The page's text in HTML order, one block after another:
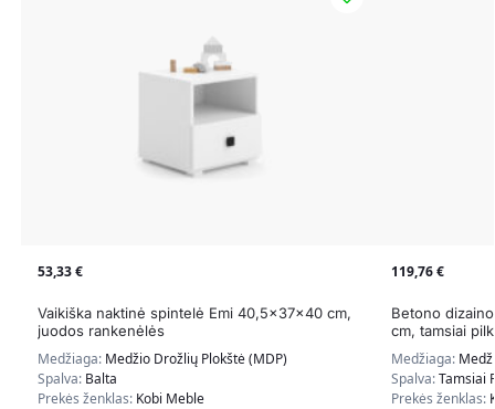
53,33€
Vaikiška naktinė spintelė Emi 40,5x37x40 cm,
juodos rankenėlės
Medžiaga: Medžio Drožlių Plokštė (MDP)
Spalva: Balta
Prekės ženklas: Kobi Meble
119,76€
Betono
cm, tamsiai
Medžiaga:
Spalva:Tamsiai
Prekės ženklas: